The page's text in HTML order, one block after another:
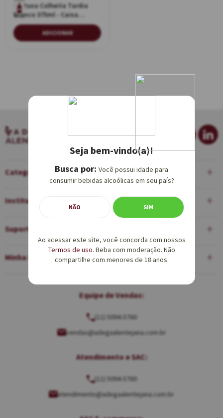
Cartuxa Colheita Tardia
Branco 375ml - Caixa
Individual de Papelão
ADICIONAR
375ml
Categorias
Institucional
Suporte
Minha Conta
Equipe de Vendas:
(11) 5094-5760
vendas@adegaalentejana.com.br
Atendimento e SAC:
(11) 5094-5760
atendimento@adegaalentejana.com.br
Seja bem-vindo(a)!
Você possui idade para
consumir bebidas alcoólicas em seu país?
NÃO SIM
Ao acessar este site, você concorda com nossos
Termos de uso. Beba com moderação. Não
compartilhe com menores de 18 anos.